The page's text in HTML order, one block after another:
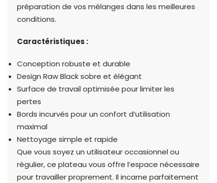
préparation de vos mélanges dans les meilleures
conditions.
Caractéristiques :
Conception robuste et durable
Design Raw Black sobre et élégant
Surface de travail optimisée pour limiter les
pertes
Bords incurvés pour un confort d’utilisation
maximal
Nettoyage simple et rapide
Que vous soyez un utilisateur occasionnel ou
régulier, ce plateau vous offre l’espace nécessaire
pour travailler proprement. Il incarne parfaitement